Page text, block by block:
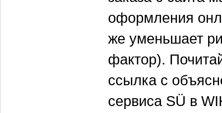
оформления
же уменьшает
фактор).
ссылка с
сервиса SÜ в